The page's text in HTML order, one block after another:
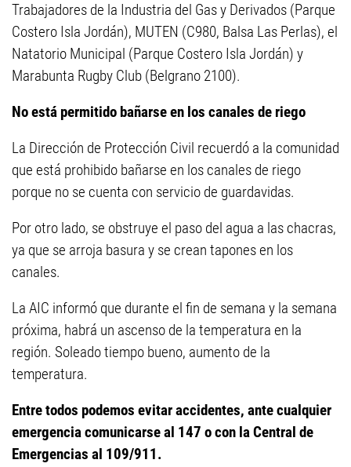
Trabajadores de la Industria del Gas y Derivados (Parque
Costero Isla Jordán), MUTEN (C980, Balsa Las Perlas), el
Natatorio Municipal (Parque Costero Isla Jordán) y
Marabunta Rugby Club (Belgrano 2100).
No está permitido bañarse en los canales de riego
La Dirección de Protección Civil recuerdó a la comunidad
que está prohibido bañarse en los canales de riego
porque no se cuenta con servicio de guardavidas.
Por otro lado, se obstruye el paso del agua a las chacras,
ya que se arroja basura y se crean tapones en los
canales.
La AIC informó que durante el fin de semana y la semana
próxima, habrá un ascenso de la temperatura en la
región. Soleado tiempo bueno, aumento de la
temperatura.
Entre todos podemos evitar accidentes, ante cualquier
emergencia comunicarse al 147 o con la Central de
Emergencias al 109/911.